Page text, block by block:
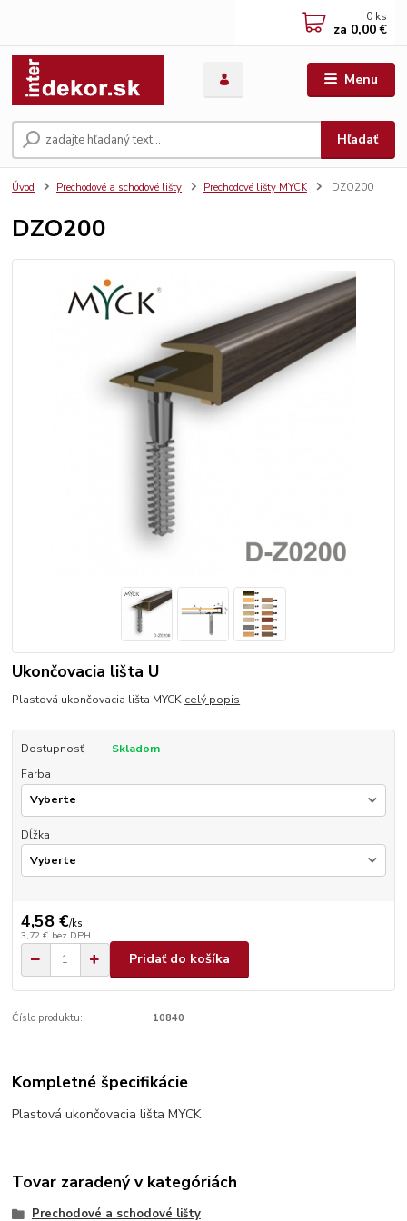
Menu
Hľadať
0 ks
za 0,00 €
Úvod Prechodové a schodové lišty Prechodové lišty MYCK DZO200
DZO200
Ukončovacia lišta U
Plastová ukončovacia lišta MYCK celý popis
Dostupnosť
Skladom
Farba
Dĺžka
4,58 €/ks
3,72 € bez DPH
Pridať do košíka
Číslo produktu: 10840
Kompletné špecifikácie
Plastová ukončovacia lišta MYCK
Tovar zaradený v kategóriách
Prechodové a schodové lišty